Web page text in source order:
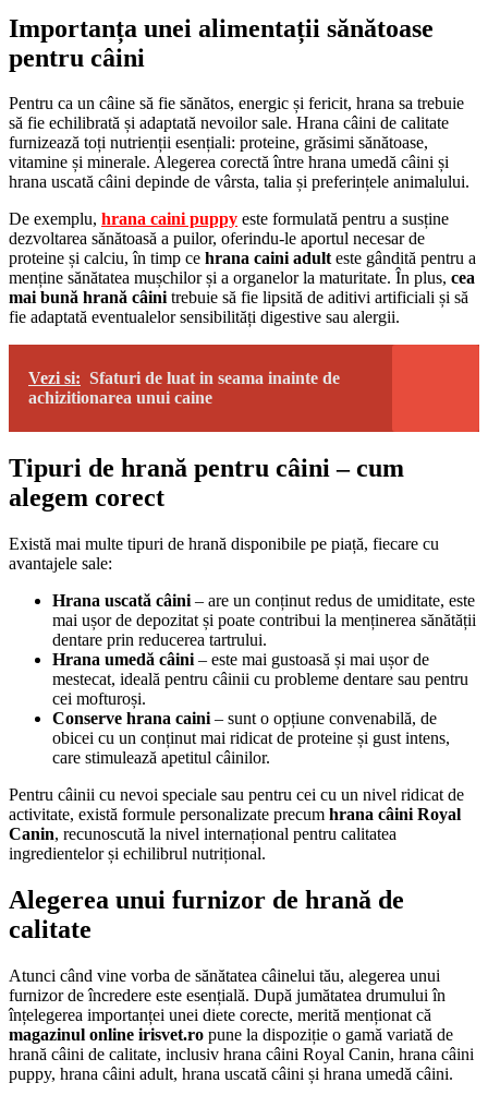
Importanța unei alimentații sănătoase
pentru câini
Pentru ca un câine să fie sănătos, energic și fericit, hrana sa trebuie
să fie echilibrată și adaptată nevoilor sale. Hrana câini de calitate
furnizează toți nutrienții esențiali: proteine, grăsimi sănătoase,
vitamine și minerale. Alegerea corectă între hrana umedă câini și
hrana uscată câini depinde de vârsta, talia și preferințele animalului.
De exemplu, hrana caini puppy este formulată pentru a susține
dezvoltarea sănătoasă a puilor, oferindu-le aportul necesar de
proteine și calciu, în timp ce hrana caini adulteste gândită pentru a
menține sănătatea mușchilor și a organelor la maturitate. În plus, cea
mai bună hrană câinitrebuie să fie lipsită de aditivi artificiali și să
fie adaptată eventualelor sensibilități digestive sau alergii.
Vezi si: Sfaturi de luat in seama inainte de
achizitionarea unui caine
Tipuri de hrană pentru câini – cum
alegem corect
Există mai multe tipuri de hrană disponibile pe piață, fiecare cu
avantajele sale:
Hrana uscată câini – are un conținut redus de umiditate, este
mai ușor de depozitat și poate contribui la menținerea sănătății
dentare prin reducerea tartrului.
Hrana umedă câini – este mai gustoasă și mai ușor de
mestecat, ideală pentru câinii cu probleme dentare sau pentru
cei mofturoși.
Conserve hrana caini – sunt o opțiune convenabilă, de
obicei cu un conținut mai ridicat de proteine și gust intens,
care stimulează apetitul câinilor.
Pentru câinii cu nevoi speciale sau pentru cei cu un nivel ridicat de
activitate, există formule personalizate precum hrana câini Royal
Canin, recunoscută la nivel internațional pentru calitatea
ingredientelor și echilibrul nutrițional.
Alegerea unui furnizor de hrană de
calitate
Atunci când vine vorba de sănătatea câinelui tău, alegerea unui
furnizor de încredere este esențială. După jumătatea drumului în
înțelegerea importanței unei diete corecte, merită menționat că
magazinul online irisvet.ro pune la dispoziție o gamă variată de
hrană câini de calitate, inclusiv hrana câini Royal Canin, hrana câini
puppy, hrana câini adult, hrana uscată câini și hrana umedă câini.